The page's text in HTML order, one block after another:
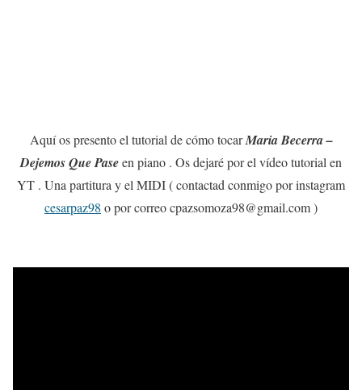
Aquí os presento el tutorial de cómo tocarMaria Becerra –
Dejemos Que Paseen piano . Os dejaré por el vídeo tutorial en
YT . Una partitura y el MIDI ( contactad conmigo por instagram
cesarpaz98 o por correo cpazsomoza98@gmail.com )